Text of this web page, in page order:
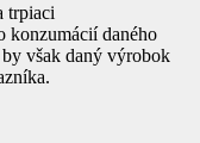
trpiaci
konzumácií daného
však daný výrobok